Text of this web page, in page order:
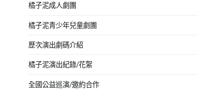
橘子泥成人劇團
橘子泥青少年兒童劇團
歷次演出劇碼介紹
橘子泥演出紀錄/花絮
全國公益巡演/邀約合作